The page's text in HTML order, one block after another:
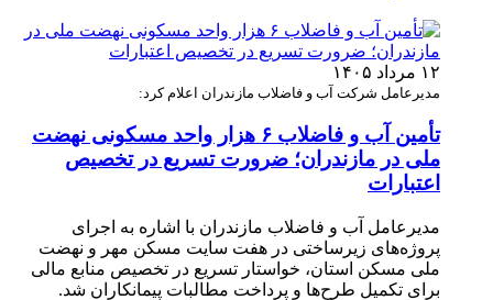
۱۲ مرداد ۱۴۰۵
مدیرعامل شرکت آب و فاضلاب مازندران اعلام کرد:
تأمین آب و فاضلاب ۶ هزار واحد مسکونی نهضت
ملی در مازندران؛ ضرورت تسریع در تخصیص
اعتبارات
مدیرعامل آب و فاضلاب مازندران با اشاره به اجرای
پروژه‌های زیرساختی در هفت سایت مسکن مهر و نهضت
ملی مسکن استان، خواستار تسریع در تخصیص منابع مالی
برای تکمیل طرح‌ها و پرداخت مطالبات پیمانکاران شد.